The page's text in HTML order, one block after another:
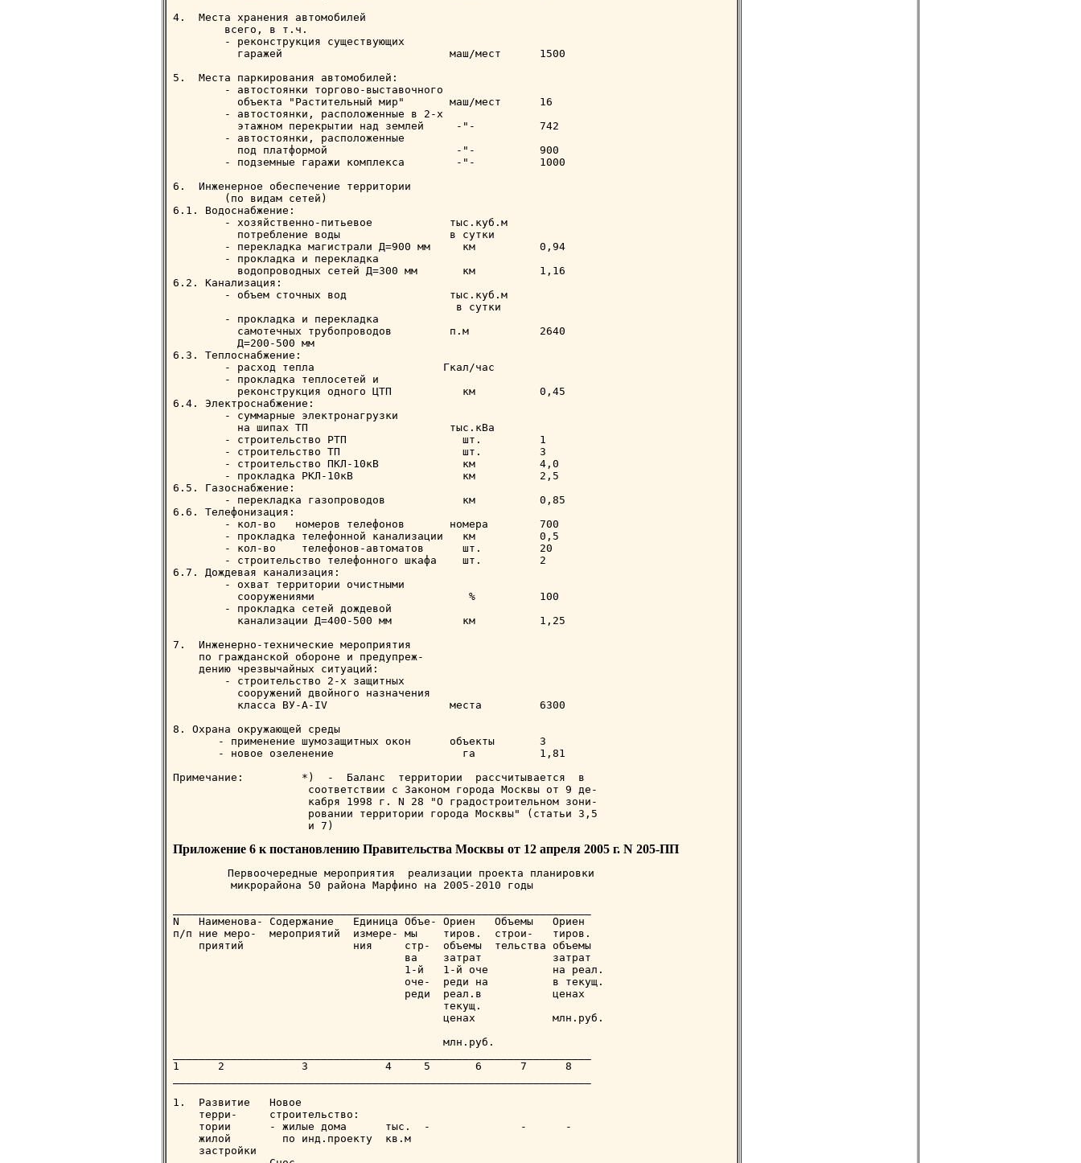
4.  Места хранения автомобилей
        всего, в т.ч.
        - реконструкция существующих
          гаражей                          маш/мест      1500
5.  Места паркирования автомобилей:
        - автостоянки торгово-выставочного
          объекта "Растительный мир"       маш/мест      16
        - автостоянки, расположенные в 2-х
          этажном перекрытии над землей     -"-          742
        - автостоянки, расположенные
          под платформой                    -"-          900
        - подземные гаражи комплекса        -"-          1000
6.  Инженерное обеспечение территории
        (по видам сетей)
6.1. Водоснабжение:
        - хозяйственно-питьевое            тыс.куб.м
          потребление воды                 в сутки
        - перекладка магистрали Д=900 мм     км          0,94
        - прокладка и перекладка
          водопроводных сетей Д=300 мм       км          1,16
6.2. Канализация:
        - объем сточных вод                тыс.куб.м
                                            в сутки
        - прокладка и перекладка
          самотечных трубопроводов         п.м           2640
          Д=200-500 мм
6.3. Теплоснабжение:
        - расход тепла                    Гкал/час
        - прокладка теплосетей и
          реконструкция одного ЦТП           км          0,45
6.4. Электроснабжение:
        - суммарные электронагрузки
          на шипах ТП                      тыс.кВа
        - строительство РТП                  шт.         1
        - строительство ТП                   шт.         3
        - строительство ПКЛ-10кВ             км          4,0
        - прокладка РКЛ-10кВ                 км          2,5
6.5. Газоснабжение:
        - перекладка газопроводов            км          0,85
6.6. Телефонизация:
        - кол-во   номеров телефонов       номера        700
        - прокладка телефонной канализации   км          0,5
        - кол-во    телефонов-автоматов      шт.         20
        - строительство телефонного шкафа    шт.         2
6.7. Дождевая канализация:
        - охват территории очистными
          сооружениями                        %          100
        - прокладка сетей дождевой
          канализации Д=400-500 мм           км          1,25
7.  Инженерно-технические мероприятия
    по гражданской обороне и предупреж-
    дению чрезвычайных ситуаций:
        - строительство 2-х защитных
          сооружений двойного назначения
          класса ВУ-А-IV                   места         6300
8. Охрана окружающей среды
       - применение шумозащитных окон      объекты       3
       - новое озеленение                    га          1,81
Примечание:         *)  -  Баланс  территории  рассчитывается  в
                     соответствии с Законом города Москвы от 9 де-
                     кабря 1998 г. N 28 "О градостроительном зони-
                     ровании территории города Москвы" (статьи 3,5
Приложение 6 к постановлению Правительства Москвы от 12 апреля 2005 г. N 205-ПП
    Первоочередные мероприятия  реализации проекта планировки
         микрорайона 50 района Марфино на 2005-2010 годы
N   Наименова- Содержание   Единица Объе- Ориен   Объемы   Ориен
п/п ние меро-  мероприятий  измере- мы    тиров.  строи-   тиров.
    приятий                 ния     стр-  объемы  тельства объемы
                                    ва    затрат           затрат
                                    1-й   1-й оче          на реал.
                                    оче-  реди на          в текущ.
                                    реди  реал.в           ценах
                                          текущ.
                                          ценах            млн.руб.
                                          млн.руб.
1      2            3            4     5       6      7      8
1.  Развитие   Новое
    терри-     строительство:
    тории      - жилые дома      тыс.  -              -      -
    жилой        по инд.проекту  кв.м
    застройки